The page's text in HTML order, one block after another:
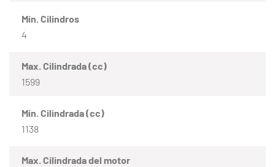
Mín. Cilindros
4
Max. Cilindrada (cc)
1599
Mín. Cilindrada (cc)
1138
Max. Cilindrada del motor